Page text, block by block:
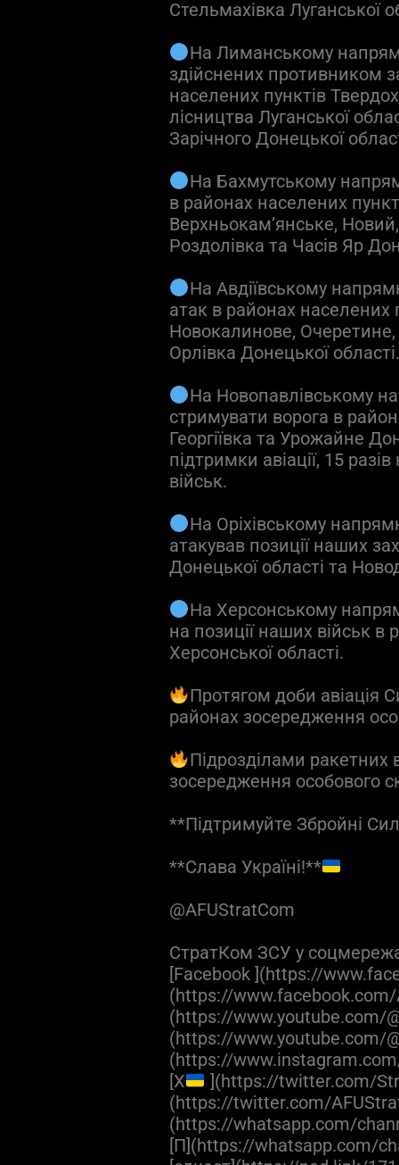
Стельмахівка Луганської
На Лиманському
здійснених противником
населених пунктів
лісництва Луганської
Зарічного Донецької
На Бахмутському
в районах населених
Верхньокам’янське, Новий,
Роздолівка та Часів Яр
На Авдіївському
атак в районах населених
Новокалинове,
Орлівка Донецької області.
На Новопавлівському
стримувати ворога в
Георгіївка та Урожайне
підтримки авіації, 15
військ.
На Оріхівському
атакував позиції наших
Донецької області та
На Херсонському
на позиції наших військ в
Херсонської області.
Протягом доби авіація
районах зосередження
Підрозділами ракетних
зосередження особового
**Підтримуйте Збройні
**Слава Україні!**
@AFUStratCom
СтратКом ЗСУ у
[Facebook ](https://
(https://www.facebook.com/
(https://www.youtube.com/
(https://www.youtube.com/
(https://
[X
](https://twitter.com/
(https://twitter.com/
(https://whatsapp.com/
[П](https://whatsapp.com/